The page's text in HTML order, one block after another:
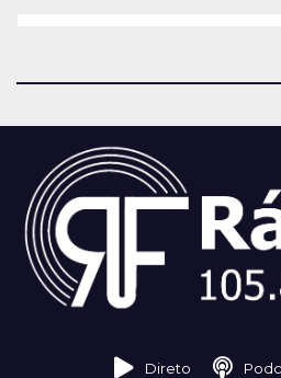
Direto